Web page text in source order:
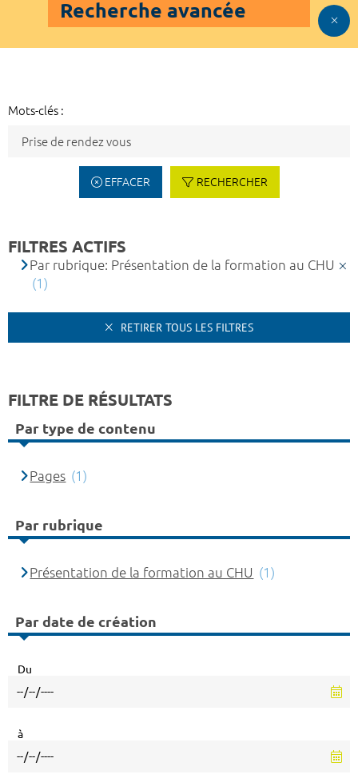
Recherche avancée
Mots-clés :
EFFACER RECHERCHER
FILTRES ACTIFS
Par rubrique: Présentation de la formation au CHU
(1)
RETIRER TOUS LES FILTRES
FILTRE DE RÉSULTATS
Par type de contenu
Pages (1)
Par rubrique
Présentation de la formation au CHU (1)
Par date de création
Du
à